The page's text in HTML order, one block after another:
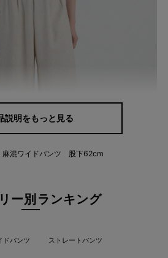
説明をもっと見る
麻混ワイドパンツ 股下62cm
ー別ランキング
ドパンツ ストレートパンツ